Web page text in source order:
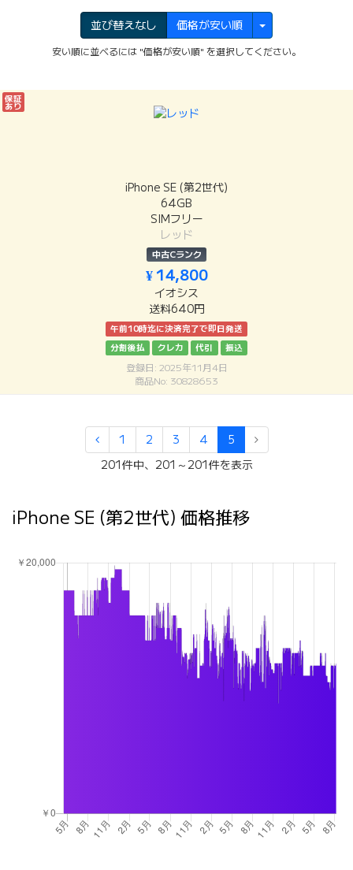
並び替えなし 価格が安い順
安い順に並べるには "価格が安い順" を選択してください。
保証
あり
iPhone SE (第2世代)
64GB
SIMフリー
レッド
中古Cランク
¥ 14,800
イオシス
送料640円
午前10時迄に決済完了で即日発送
分割後払
クレカ 代引 振込
登録日: 2025年11月4日
商品No: 30828653
1 2 3 4
5
201件中、201～201件を表示
iPhone SE (第2世代) 価格推移